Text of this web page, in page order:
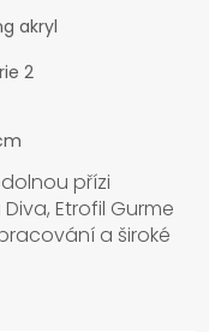
akryl
2
přízi
Etrofil Gurme
a široké